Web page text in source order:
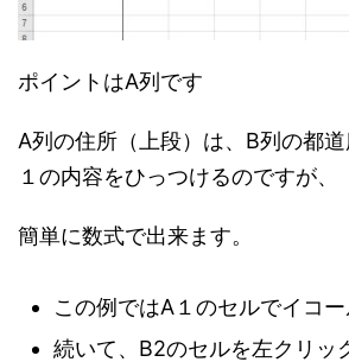
ポイントはA列です
A列の住所（上段）は、B列の都
１の内容をひっつけるのですが、
簡単に数式で出来ます。
この例ではA１のセルでイコ
続いて、B2のセルを左クリッ